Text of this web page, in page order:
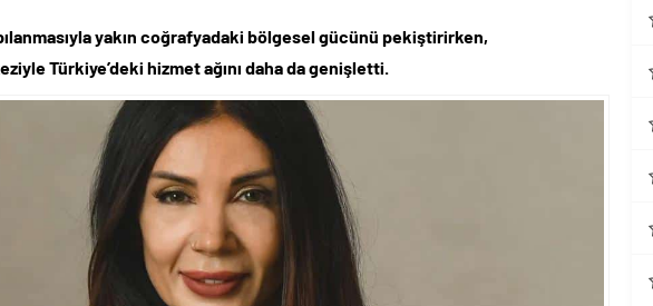
Sağlık Yatırımlarından Her Gün Yüzlerce Vatandaş Faydalanıyor
İlk Kez Köpek Sahiplenecekler İçin Uygun mu?
yakın coğrafyadaki bölgesel gücünü pekiştirirken,
Türkiye’deki hizmet ağını daha da genişletti.